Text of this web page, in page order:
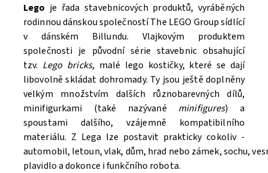
Souhlasím seZpracováním osobních údajů.
Lego je řada stavebnicových produktů, vyráběných
rodinnou dánskou společností The LEGO Group sídlící
v dánském Billundu. Vlajkovým produktem
společnosti je původní série stavebnic obsahující
tzv. Lego bricks, malé lego kostičky, které se dají
libovolně skládat dohromady. Ty jsou ještě doplněny
velkým množstvím dalších různobarevných dílů,
minifigurkami (také nazývané minifigures) a
spoustami dalšího, vzájemně kompatibilního
materiálu. Z Lega lze postavit prakticky cokoliv -
automobil, letoun, vlak, dům, hrad nebo zámek, sochu,
plavidlo a dokonce i funkčního robota.